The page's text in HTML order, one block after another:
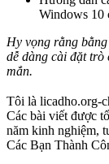
Windows 10
Hy vọng rằng
dễ dàng cài đặt trò
mắn.
Tôi là licadho.org-
Các bài viết được
năm kinh nghiệm,
Các Bạn Thành